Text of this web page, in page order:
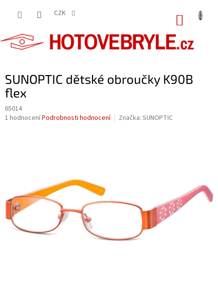
CZK
SUNOPTIC dětské obroučky K90B
flex
65014
Průměrné
1 hodnoceníPodrobnosti hodnocení Značka: SUNOPTIC